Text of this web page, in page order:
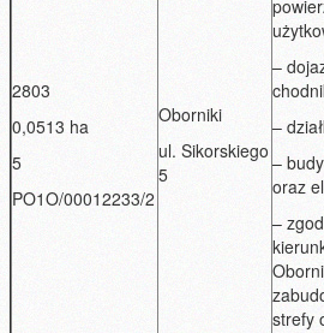
2803
0,0513 ha
5
PO1O/00012233/2
Oborniki
ul. Sikorskiego
5
–
–
–
oraz
–
strefy